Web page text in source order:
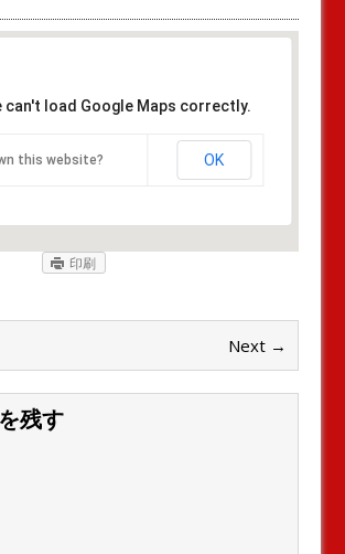
can't load Google Maps correctly.
this website? OK
印刷
Next →
残す